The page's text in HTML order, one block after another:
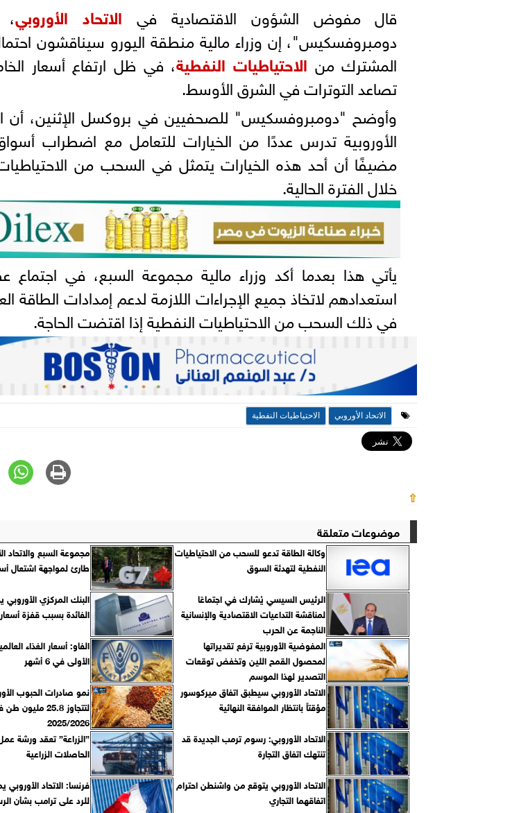
قال مفوض الشؤون الاقتصادية في الاتحاد الأوروبي،
دومبروفسكيس"، إن وزراء مالية منطقة اليورو سيناقشون
المشترك من الاحتياطيات النفطية، في ظل ارتفاع أسعار
تصاعد التوترات في الشرق الأوسط.
وأوضح "دومبروفسكيس" للصحفيين في بروكسل الإثنين، أن
الأوروبية تدرس عددًا من الخيارات للتعامل مع اضطراب
مضيفًا أن أحد هذه الخيارات يتمثل في السحب من
خلال الفترة الحالية.
يأتي هذا بعدما أكد وزراء مالية مجموعة السبع، في اجتماع
استعدادهم لاتخاذ جميع الإجراءات اللازمة لدعم إمدادات الطاقة
في ذلك السحب من الاحتياطيات النفطية إذا اقتضت الحاجة.
الاتحاد الأوروبي الاحتياطيات النفطية
⇧
موضوعات متعلقة
وكالة الطاقة تدعو للسحب من الاحتياطيات
النفطية لتهدئة السوق
مجموعة السبع والاتحاد
طارئ لمواجهة اشتعال
الرئيس السيسي يُشارك في اجتماعًا
لمناقشة التداعيات الاقتصادية والإنسانية
الناجمة عن الحرب
البنك المركزي
الفائدة بسبب قفزة
المفوضية الأوروبية ترفع تقديراتها
لمحصول القمح اللين وتخفض توقعات
التصدير لهذا الموسم
الفاو: أسعار الغذاء
الأولى في 6 أشهر
الاتحاد الأوروبي سيطبق اتفاق ميركوسور
مؤقتاً بانتظار الموافقة النهائية
لتتجاوز 25.8
2025/2026
الاتحاد الأوروبي: رسوم ترمب الجديدة قد
تنتهك اتفاق التجارة
”الزراعة” تعقد ورشة
الحاصلات الزراعية
الاتحاد الأوروبي يتوقع من واشنطن احترام
اتفاقهما التجاري
فرنسا: الاتحاد الأوروبي
للرد على ترامب بشأن